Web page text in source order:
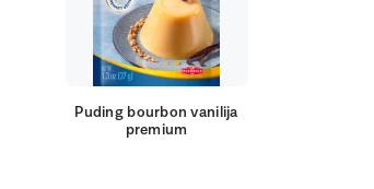
Puding bourbon vanilija
premium